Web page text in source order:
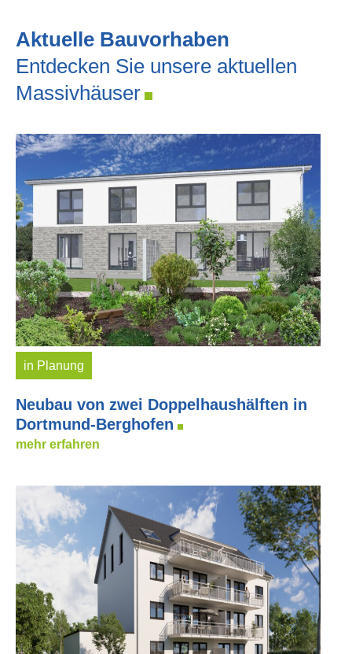
Aktuelle Bauvorhaben
Entdecken Sie unsere aktuellen
Massivhäuser
in Planung
Neubau von zwei Doppelhaushälften in
Dortmund-Berghofen
mehr erfahren